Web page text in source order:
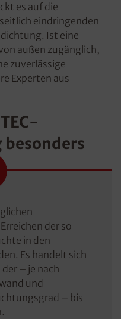
es auf die
eindringenden
Ist eine
außen zugänglich,
zuverlässige
Experten aus
der so
in den
Es handelt sich
– je nach
und
– bis